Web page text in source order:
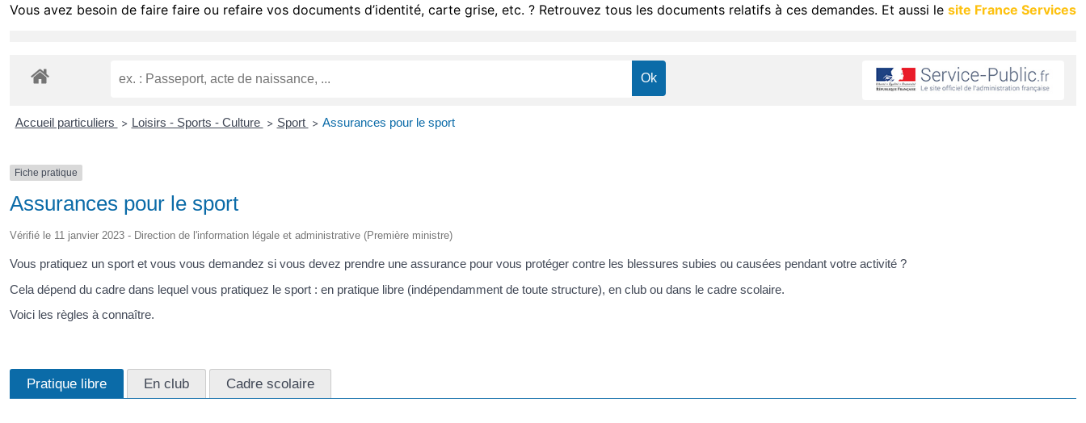
Vous avez besoin de faire faire ou refaire vos documents d’identité, carte grise, etc. ? Retrouvez tous les documents relatifs à ces demandes. Et aussi le site France Services
Accueil particuliers > Loisirs - Sports - Culture > Sport > Assurances pour le sport
Fiche pratique
Assurances pour le sport
Vérifié le 11 janvier 2023 - Direction de l'information légale et administrative (Première ministre)
Vous pratiquez un sport et vous vous demandez si vous devez prendre une assurance pour vous protéger contre les blessures subies ou causées pendant votre activité ?
Cela dépend du cadre dans lequel vous pratiquez le sport : en pratique libre (indépendamment de toute structure), en club ou dans le cadre scolaire.
Voici les règles à connaître.
Pratique libre En club Cadre scolaire